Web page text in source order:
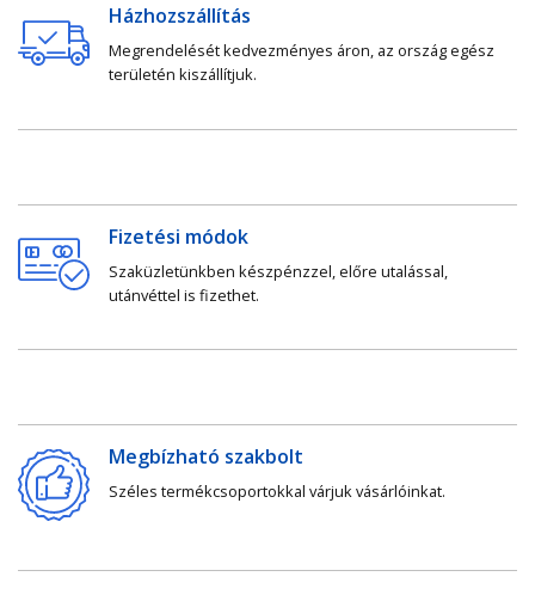
Házhozszállítás
Megrendelését kedvezményes áron, az ország egész
területén kiszállítjuk.
Fizetési módok
Szaküzletünkben készpénzzel, előre utalással,
utánvéttel is fizethet.
Megbízható szakbolt
Széles termékcsoportokkal várjuk vásárlóinkat.